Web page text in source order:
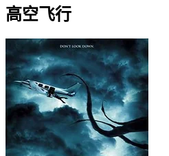
高空飞行